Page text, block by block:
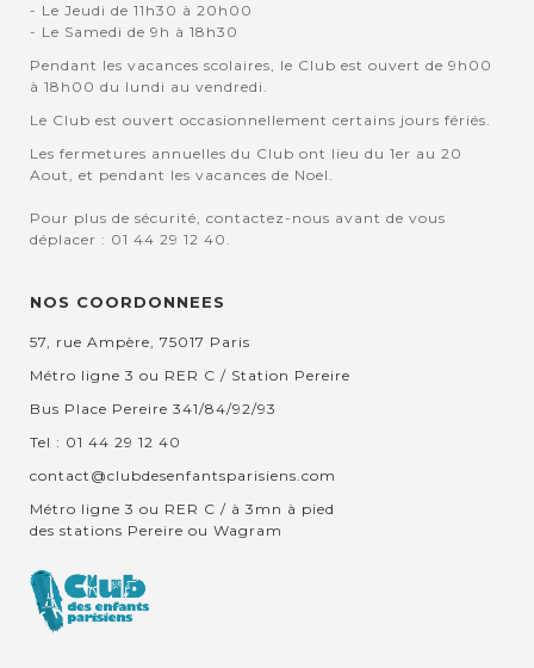
- Le Jeudi de 11h30 à 20h00
- Le Samedi de 9h à 18h30
Pendant les vacances scolaires, le Club est ouvert de 9h00
à 18h00 du lundi au vendredi.
Le Club est ouvert occasionnellement certains jours fériés.
Les fermetures annuelles du Club ont lieu du 1er au 20
Aout, et pendant les vacances de Noel.
Pour plus de sécurité, contactez-nous avant de vous
déplacer : 01 44 29 12 40.
NOS COORDONNEES
57, rue Ampère, 75017 Paris
Métro ligne 3 ou RER C / Station Pereire
Bus Place Pereire 341/84/92/93
Tel : 01 44 29 12 40
contact@clubdesenfantsparisiens.com
Métro ligne 3 ou RER C / à 3mn à pied
des stations Pereire ou Wagram